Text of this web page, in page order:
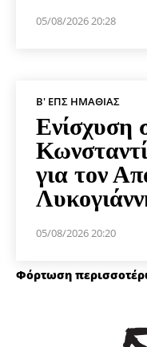
05/08/2026 20:28
Β' ΕΠΣ ΗΜΑΘΊΑΣ
Ενίσχυση
για τον
05/08/2026 20:20
Φόρτωση